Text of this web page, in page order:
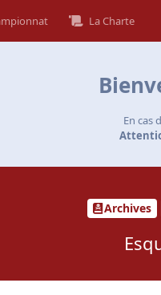
La Charte
En cas
Archives